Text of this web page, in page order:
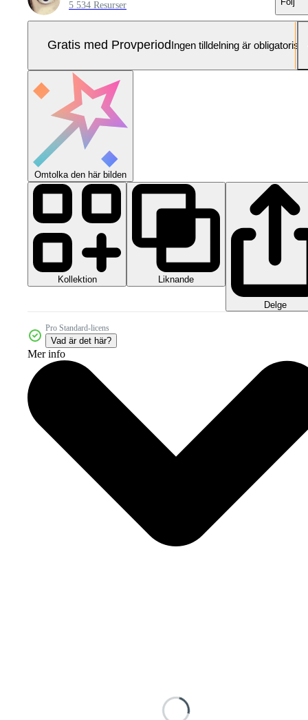
5 534 Resurser
Gratis med ProvperiodIngen tilldelning är obligatorisk
Omtolka den här bilden
Kollektion Liknande
Delge
Pro Standard-licens
Vad är det här?
Mer info